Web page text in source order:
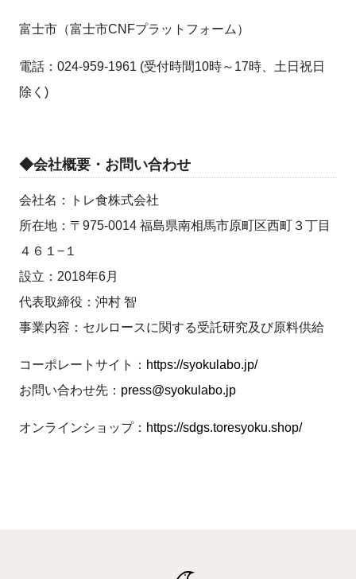
富士市（富士市CNFプラットフォーム）
電話：024-959-1961 (受付時間10時～17時、土日祝日
除く)
◆会社概要・お問い合わせ
会社名：トレ食株式会社
所在地：〒975-0014 福島県南相馬市原町区西町３丁目
４６１−１
設立：2018年6月
代表取締役：沖村 智
事業内容：セルロースに関する受託研究及び原料供給
コーポレートサイト： https://syokulabo.jp/
お問い合わせ先： press@syokulabo.jp
オンラインショップ： https://sdgs.toresyoku.shop/